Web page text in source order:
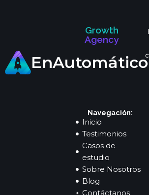
EnAutomático
Growth
Agency
Navegación:
Inicio
Testimonios
Casos de
estudio
Sobre Nosotros
Blog
Contáctanos